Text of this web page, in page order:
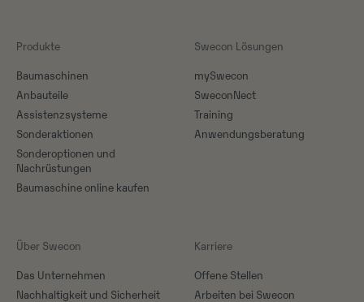
Produkte
Baumaschinen
Anbauteile
Assistenzsysteme
Sonderaktionen
Sonderoptionen und
Nachrüstungen
Baumaschine online kaufen
Swecon Lösungen
mySwecon
SweconNect
Training
Anwendungsberatung
Über Swecon
Das Unternehmen
Nachhaltigkeit und Sicherheit
Karriere
Offene Stellen
Arbeiten bei Swecon